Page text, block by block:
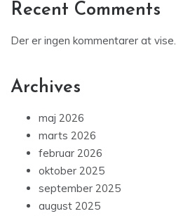
Recent Comments
Der er ingen kommentarer at vise.
Archives
maj 2026
marts 2026
februar 2026
oktober 2025
september 2025
august 2025